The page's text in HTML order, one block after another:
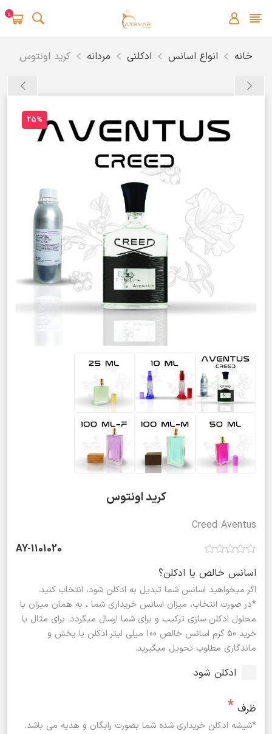
0
خانه انواع اسانس ادکلنی مردانه کرید اونتوس
25%
کرید اونتوس
Creed Aventus
AY-1101020
اسانس خالص یا ادکلن؟
اگر میخواهید اسانس شما تبدیل به ادکلن شود، انتخاب کنید.
*در صورت انتخاب، میزان اسانس خریداری شما ، به همان میزان با
محلول ادکلن سازی ترکیب و برای شما ارسال میگردد. برای مثال با
خرید 50 گرم اسانس خالص 100 میلی لیتر ادکلن با پخش و
ماندگاری مطلوب تحویل میگیرید.
ادکلن شود
ظرف *
*شیشه ادکلن خریداری شده شما بصورت رایگان و هدیه می باشد.